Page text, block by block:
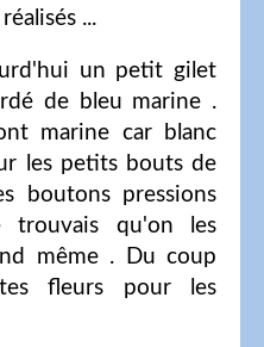
...
un petit gilet
de bleu marine .
marine car blanc
les petits bouts de
boutons pressions
trouvais qu'on les
même . Du coup
fleurs pour les